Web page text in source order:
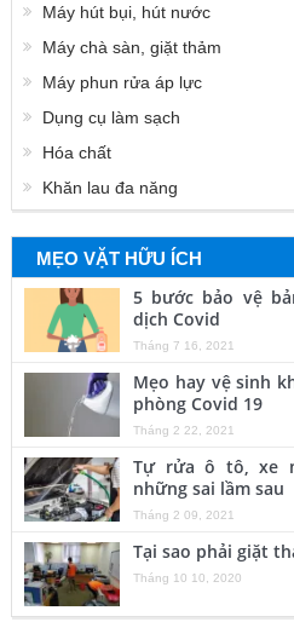
Máy hút bụi, hút nước
Máy chà sàn, giặt thảm
Máy phun rửa áp lực
Dụng cụ làm sạch
Hóa chất
Khăn lau đa năng
MẸO VẶT HỮU ÍCH
5 bước bảo vệ
dịch Covid
Tháng 7 16, 2021
Mẹo hay vệ sinh
phòng Covid 19
Tháng 2 22, 2021
Tự rửa ô tô, xe
những sai lầm sau
Tháng 2 09, 2021
Tại sao phải giặt
Tháng 10 10, 2020